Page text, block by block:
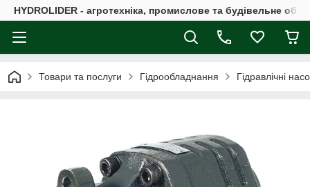
HYDROLIDER - агротехніка, промислове та будівельне
Товари та послуги Гідрообладнання Гідравлічні